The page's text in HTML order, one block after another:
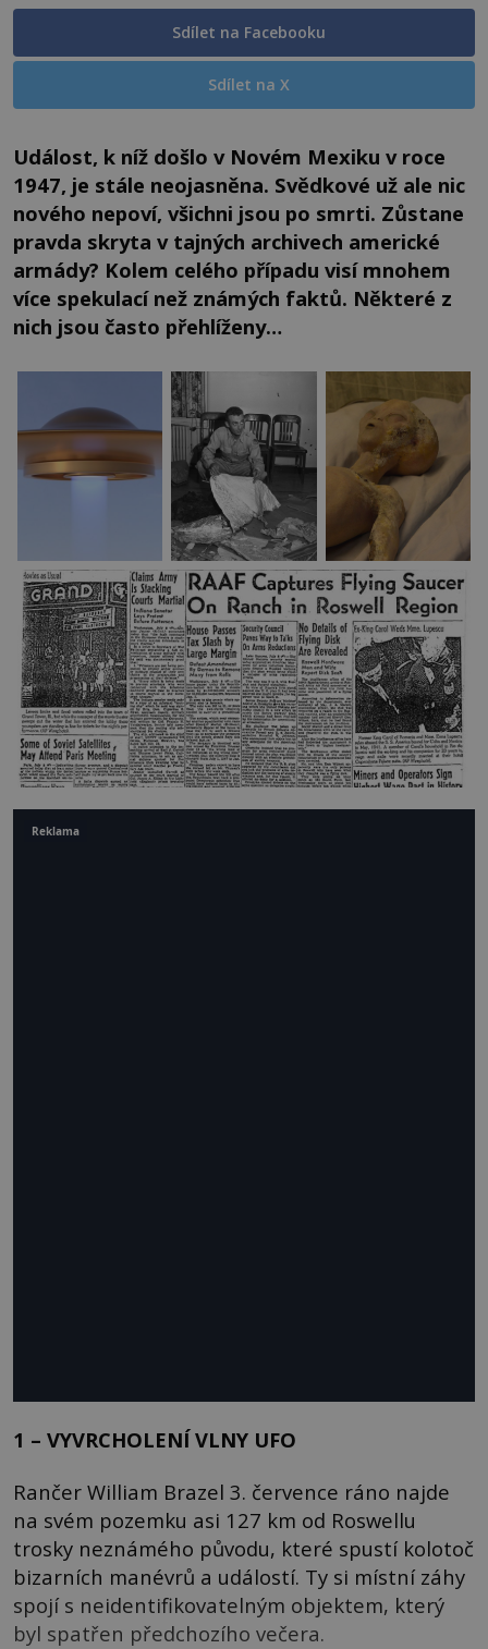
Sdílet na Facebooku
Sdílet na X
Událost, k níž došlo v Novém Mexiku v roce
1947, je stále neojasněna. Svědkové už ale nic
nového nepoví, všichni jsou po smrti. Zůstane
pravda skryta v tajných archivech americké
armády? Kolem celého případu visí mnohem
více spekulací než známých faktů. Některé z
nich jsou často přehlíženy…
1 – VYVRCHOLENÍ VLNY UFO
Rančer William Brazel 3. července ráno najde
na svém pozemku asi 127 km od Roswellu
trosky neznámého původu, které spustí kolotoč
bizarních manévrů a událostí. Ty si místní záhy
spojí s neidentifikovatelným objektem, který
byl spatřen předchozího večera.
Reklama